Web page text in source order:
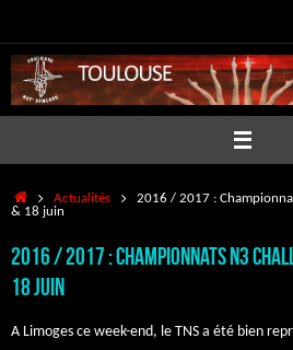
AccueilActualités
2016 / 2017 :
& 18 juin
2016 / 2017 : Championnats N3
18 juin
A Limoges ce week-end, le TNS a été bien